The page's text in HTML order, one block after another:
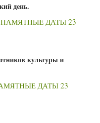
день.
ДАТЫ 23
культуры и
ДАТЫ 23